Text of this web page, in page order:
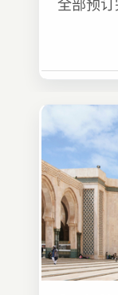
全部预订